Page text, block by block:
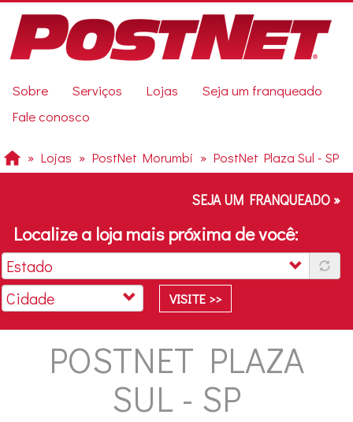
para
conteúdo
Sobre Serviços Lojas
Seja um franqueado
Fale conosco
Previous
Lojas PostNet Morumbi PostNet Plaza Sul - SP
SEJA UM FRANQUEADO »
Localize a loja mais próxima de você:
VISITE >>
POSTNET PLAZA
SUL - SP